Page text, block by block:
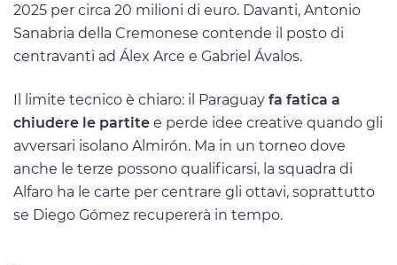
2025 per circa 20 milioni di euro. Davanti, Antonio
Sanabria della Cremonese contende il posto di
centravanti ad Álex Arce e Gabriel Ávalos.
Il limite tecnico è chiaro: il Paraguay fa fatica a
chiudere le partite e perde idee creative quando gli
avversari isolano Almirón. Ma in un torneo dove
anche le terze possono qualificarsi, la squadra di
Alfaro ha le carte per centrare gli ottavi, soprattutto
se Diego Gómez recupererà in tempo.